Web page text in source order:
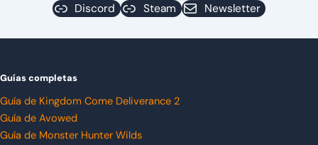
Discord
Steam Newsletter
Guías completas
Guía de Kingdom Come Deliverance 2
Guía de Avowed
Guía de Monster Hunter Wilds